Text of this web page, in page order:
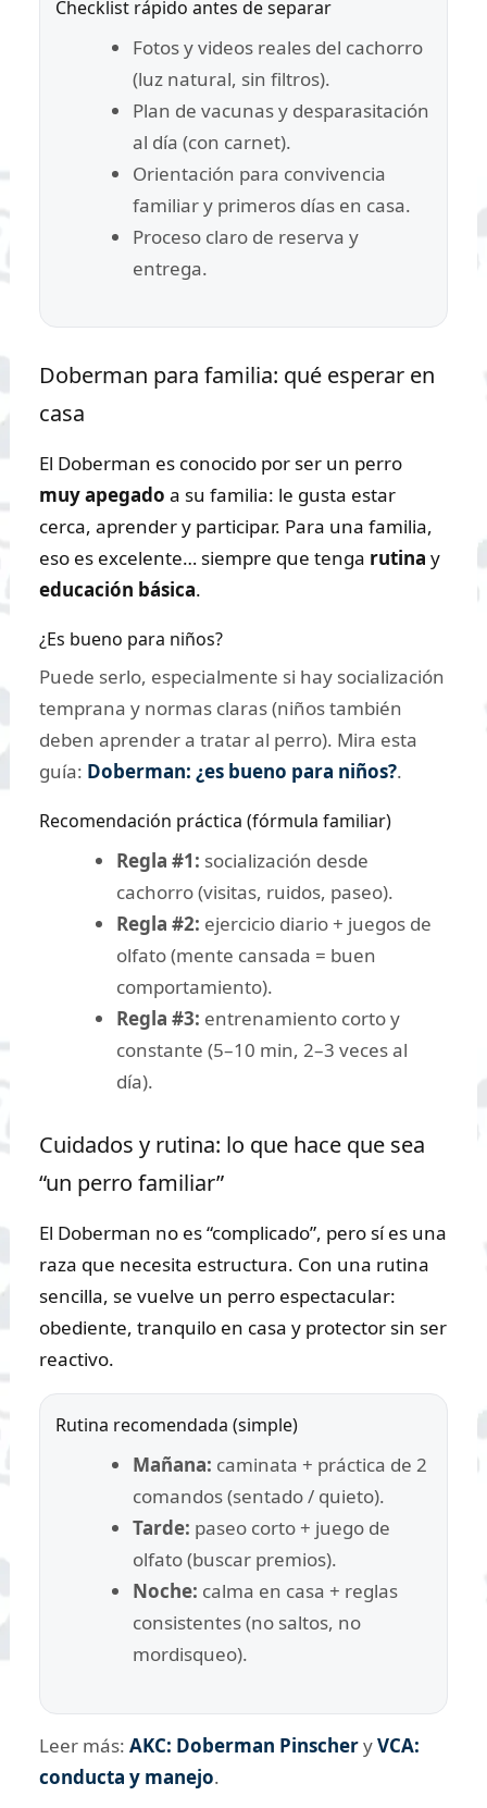
Checklist rápido antes de separar
Fotos y videos reales del cachorro
(luz natural, sin filtros).
Plan de vacunas y desparasitación
al día (con carnet).
Orientación para convivencia
familiar y primeros días en casa.
Proceso claro de reserva y
entrega.
Doberman para familia: qué esperar en
casa
El Doberman es conocido por ser un perro
muy apegado a su familia: le gusta estar
cerca, aprender y participar. Para una familia,
eso es excelente… siempre que tenga rutina y
educación básica.
¿Es bueno para niños?
Puede serlo, especialmente si hay socialización
temprana y normas claras (niños también
deben aprender a tratar al perro). Mira esta
guía: Doberman: ¿es bueno para niños?.
Recomendación práctica (fórmula familiar)
Regla #1: socialización desde
cachorro (visitas, ruidos, paseo).
Regla #2: ejercicio diario + juegos de
olfato (mente cansada = buen
comportamiento).
Regla #3: entrenamiento corto y
constante (5–10 min, 2–3 veces al
día).
Cuidados y rutina: lo que hace que sea
“un perro familiar”
El Doberman no es “complicado”, pero sí es una
raza que necesita estructura. Con una rutina
sencilla, se vuelve un perro espectacular:
obediente, tranquilo en casa y protector sin ser
reactivo.
Rutina recomendada (simple)
Mañana: caminata + práctica de 2
comandos (sentado / quieto).
Tarde: paseo corto + juego de
olfato (buscar premios).
Noche: calma en casa + reglas
consistentes (no saltos, no
mordisqueo).
Leer más:AKC: Doberman PinscheryVCA:
conducta y manejo.